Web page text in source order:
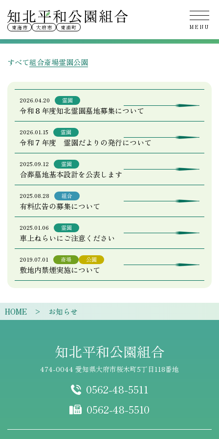
東海市 大府市 東浦町
お知らせ
すべて組合斎場霊園公園
2026.04.20 霊園
令和８年度知北霊園墓地募集について
2026.01.15 霊園
令和７年度 霊園だよりの発行について
2025.09.12 霊園
合葬墓地基本設計を公表します
2025.08.28 組合
有料広告の募集について
2025.01.06 霊園
車上ねらいにご注意ください
2019.07.01 斎場 公園
敷地内禁煙実施について
HOME お知らせ
知北平和公園組合
474-0044 愛知県大府市桜木町5丁目118番地
0562-48-5511
0562-48-5510